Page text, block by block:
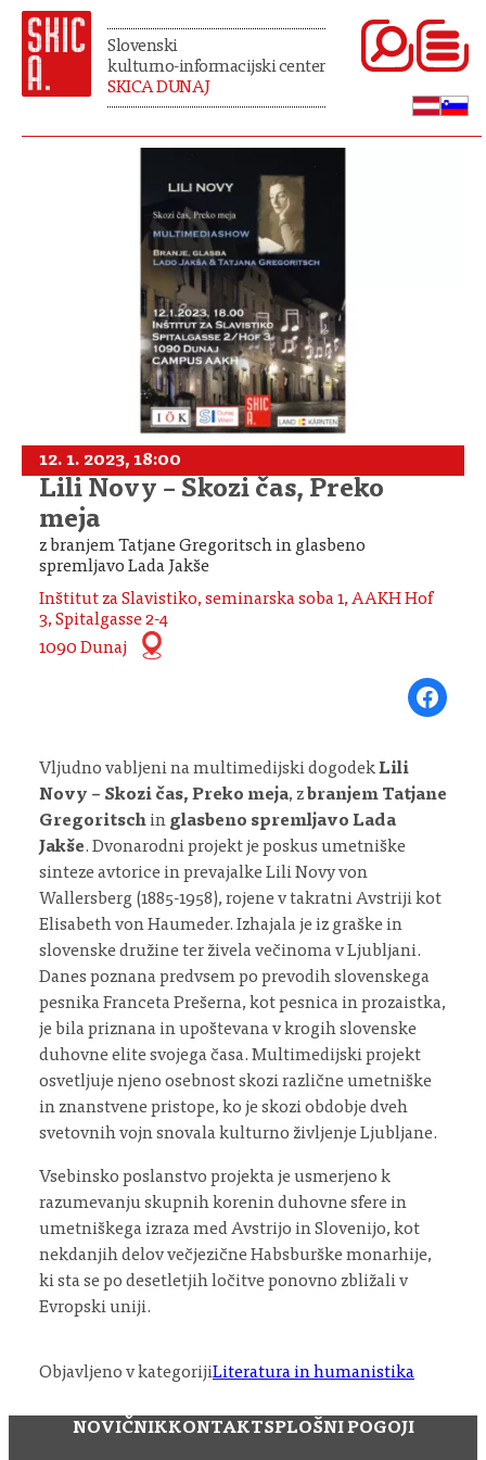
Slovenski
kulturno-informacijski center
SKICA DUNAJ
12. 1. 2023, 18:00
Lili Novy – Skozi čas, Preko
meja
z branjem Tatjane Gregoritsch in glasbeno
spremljavo Lada Jakše
Inštitut za Slavistiko, seminarska soba 1, AAKH Hof
3, Spitalgasse 2-4
1090 Dunaj
Share on
Vljudno vabljeni na multimedijski dogodekLili
Novy – Skozi čas, Preko meja, zbranjem Tatjane
Gregoritschin glasbeno spremljavo Lada
Jakše. Dvonarodni projekt je poskus umetniške
sinteze avtorice in prevajalke Lili Novy von
Wallersberg (1885-1958), rojene v takratni Avstriji kot
Elisabeth von Haumeder. Izhajala je iz graške in
slovenske družine ter živela večinoma v Ljubljani.
Danes poznana predvsem po prevodih slovenskega
pesnika Franceta Prešerna, kot pesnica in prozaistka,
je bila priznana in upoštevana v krogih slovenske
duhovne elite svojega časa. Multimedijski projekt
osvetljuje njeno osebnost skozi različne umetniške
in znanstvene pristope, ko je skozi obdobje dveh
svetovnih vojn snovala kulturno življenje Ljubljane.
Vsebinsko poslanstvo projekta je usmerjeno k
razumevanju skupnih korenin duhovne sfere in
umetniškega izraza med Avstrijo in Slovenijo, kot
nekdanjih delov večjezične Habsburške monarhije,
ki sta se po desetletjih ločitve ponovno zbližali v
Evropski uniji.
Objavljeno v kategorijiLiteratura in humanistika
NOVIČNIKKONTAKTSPLOŠNI POGOJI